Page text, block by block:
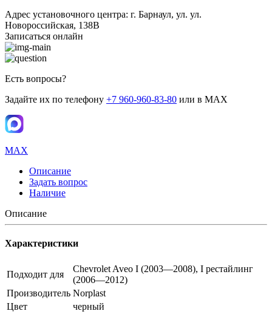
Адрес установочного центра: г. Барнаул, ул. ул.
Новороссийская, 138В
Записаться онлайн
Есть вопросы?
Задайте их по телефону +7 960-960-83-80 или в MAX
MAX
Описание
Задать вопрос
Наличие
Описание
Характеристики
Подходит для
Chevrolet Aveo I (2003—2008), I рестайлинг
(2006—2012)
Производитель Norplast
Цвет
черный